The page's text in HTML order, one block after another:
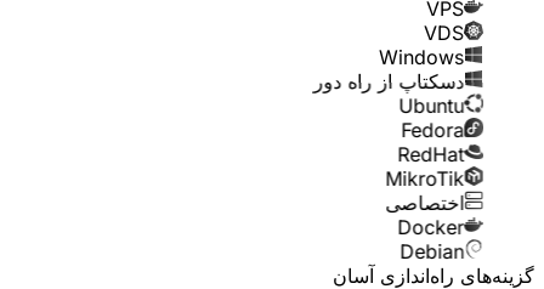
VPS
VDS
Windows
دسکتاپ از راه دور
Ubuntu
Fedora
RedHat
MikroTik
اختصاصی
Docker
Debian
گزینه‌های راه‌اندازی آسان